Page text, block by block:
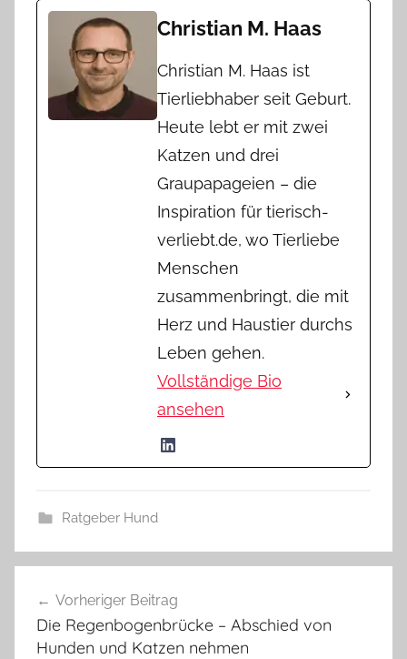
Christian M. Haas
Christian M. Haas ist
Tierliebhaber seit Geburt.
Heute lebt er mit zwei
Katzen und drei
Graupapageien – die
Inspiration für tierisch-
verliebt.de, wo Tierliebe
Menschen
zusammenbringt, die mit
Herz und Haustier durchs
Leben gehen.
Vollständige Bio
ansehen
Ratgeber Hund
Vorheriger Beitrag
Die Regenbogenbrücke – Abschied von
Hunden und Katzen nehmen